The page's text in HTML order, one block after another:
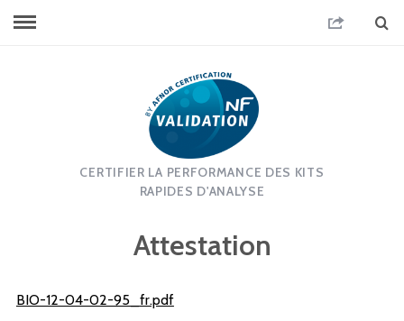
CERTIFIER LA PERFORMANCE DES KITS
RAPIDES D'ANALYSE
Attestation
BIO-12-04-02-95_fr.pdf